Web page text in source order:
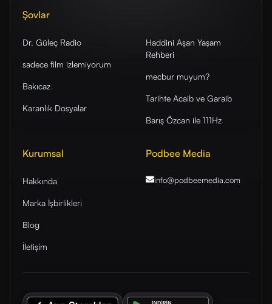
Şovlar
Dr. Güleç Radio
sadece film izlemiyorum
Bakıcaz
Karanlık Dosyalar
Haddini Aşan Yaşam
Rehberi
mecbur muyum?
Tarihte Acaib ve Garaib
Barış Özcan ile 111Hz
Kurumsal
Hakkında
Marka İşbirlikleri
Blog
İletişim
Podbee Media
info@podbeemedia.com